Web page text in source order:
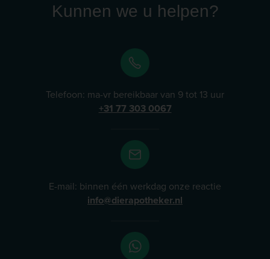
Kunnen we u helpen?
Telefoon: ma-vr bereikbaar van 9 tot 13 uur
+31 77 303 0067
E-mail: binnen één werkdag onze reactie
info@dierapotheker.nl